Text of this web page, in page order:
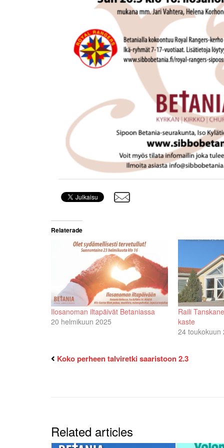
Relaterade
Ilosanoman iltapäivät Betaniassa
20 helmikuun 2025
Raili
kaste
24 toukokuun
Koko perheen talviretki saaristoon 2.3
Related articles